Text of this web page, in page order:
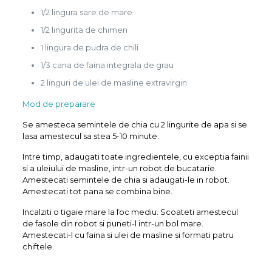
1/2 lingura sare de mare
1/2 lingurita de chimen
1 lingura de pudra de chili
1/3 cana de faina integrala de grau
2 linguri de ulei de masline extravirgin
Mod de preparare
Se amesteca semintele de chia cu 2 lingurite de apa si se
lasa amestecul sa stea 5-10 minute.
Intre timp, adaugati toate ingredientele, cu exceptia fainii
si a uleiului de masline, intr-un robot de bucatarie.
Amestecati semintele de chia si adaugati-le in robot.
Amestecati tot pana se combina bine.
Incalziti o tigaie mare la foc mediu. Scoateti amestecul
de fasole din robot si puneti-l intr-un bol mare.
Amestecati-l cu faina si ulei de masline si formati patru
chiftele.